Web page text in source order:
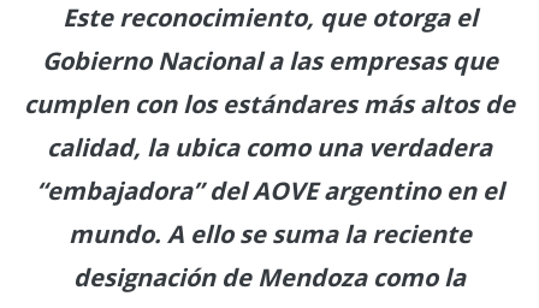
Este reconocimiento, que otorga el
Gobierno Nacional a las empresas que
cumplen con los estándares más altos de
calidad, la ubica como una verdadera
“embajadora” del AOVE argentino en el
mundo. A ello se suma la reciente
designación de Mendoza como la